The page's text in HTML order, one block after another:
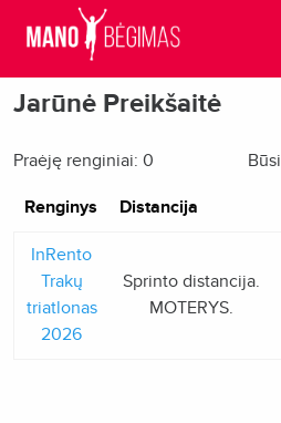
Jarūnė Preikšaitė
Praėję renginiai: 0
Renginys Distancija
InRento
Trakų
triatlonas
2026
Sprinto distancija.
MOTERYS.